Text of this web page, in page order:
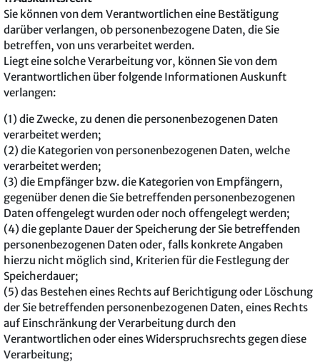
Sie können von dem Verantwortlichen eine Bestätigung
darüber verlangen, ob personenbezogene Daten, die Sie
betreffen, von uns verarbeitet werden.
Liegt eine solche Verarbeitung vor, können Sie von dem
Verantwortlichen über folgende Informationen Auskunft
verlangen:
(1) die Zwecke, zu denen die personenbezogenen Daten
verarbeitet werden;
(2) die Kategorien von personenbezogenen Daten, welche
verarbeitet werden;
(3) die Empfänger bzw. die Kategorien von Empfängern,
gegenüber denen die Sie betreffenden personenbezogenen
Daten offengelegt wurden oder noch offengelegt werden;
(4) die geplante Dauer der Speicherung der Sie betreffenden
personenbezogenen Daten oder, falls konkrete Angaben
hierzu nicht möglich sind, Kriterien für die Festlegung der
Speicherdauer;
(5) das Bestehen eines Rechts auf Berichtigung oder Löschung
der Sie betreffenden personenbezogenen Daten, eines Rechts
auf Einschränkung der Verarbeitung durch den
Verantwortlichen oder eines Widerspruchsrechts gegen diese
Verarbeitung;